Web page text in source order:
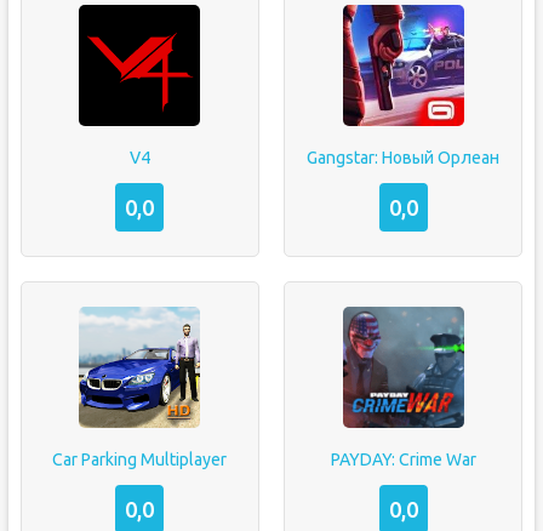
V4
0,0
Gangstar: Новый Орлеан
0,0
Car Parking Multiplayer
0,0
PAYDAY: Crime War
0,0